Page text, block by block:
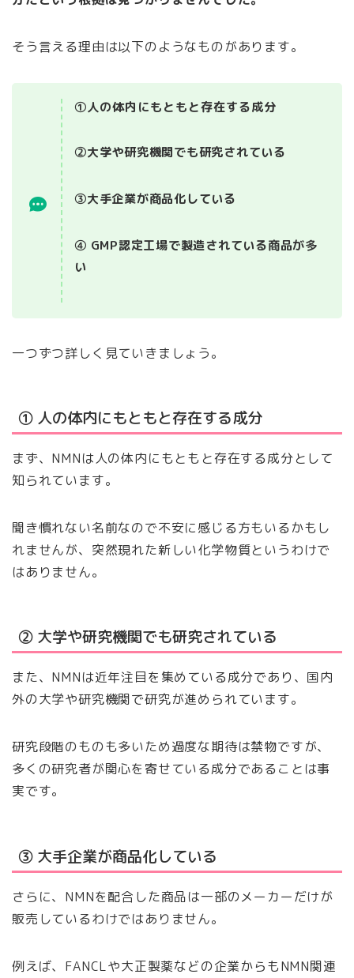
そう言える理由は以下のようなものがあります。
①人の体内にもともと存在する成分
②大学や研究機関でも研究されている
③大手企業が商品化している
④ GMP認定工場で製造されている商品が多
い
一つずつ詳しく見ていきましょう。
① 人の体内にもともと存在する成分
まず、NMNは人の体内にもともと存在する成分として
知られています。
聞き慣れない名前なので不安に感じる方もいるかもし
れませんが、突然現れた新しい化学物質というわけで
はありません。
② 大学や研究機関でも研究されている
また、NMNは近年注目を集めている成分であり、国内
外の大学や研究機関で研究が進められています。
研究段階のものも多いため過度な期待は禁物ですが、
多くの研究者が関心を寄せている成分であることは事
実です。
③ 大手企業が商品化している
さらに、NMNを配合した商品は一部のメーカーだけが
販売しているわけではありません。
例えば、FANCLや大正製薬などの企業からもNMN関連